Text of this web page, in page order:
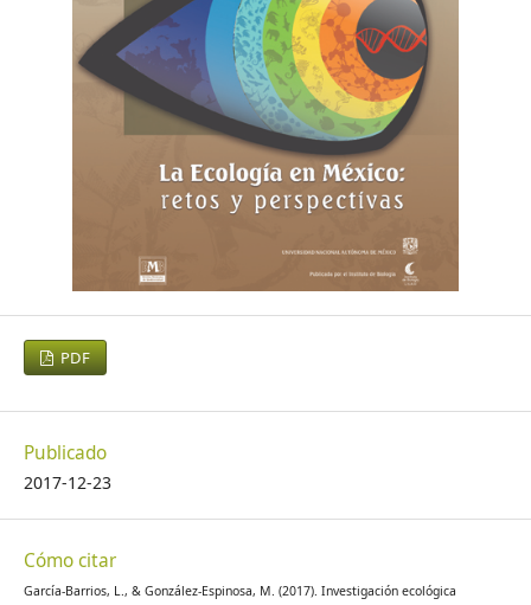
PDF
Publicado
2017-12-23
Cómo citar
García-Barrios, L., & González-Espinosa, M. (2017). Investigación ecológica